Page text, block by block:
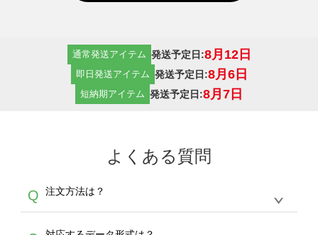
通常発送アイテム 発送予定日:8月12日
即日発送アイテム 発送予定日:8月6日
短納期アイテム 発送予定日:8月7日
よくある質問
Q 注文方法は？